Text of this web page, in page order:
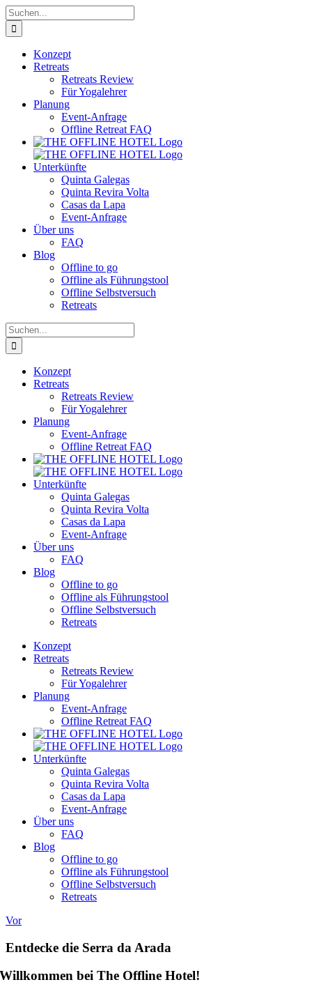
Zum
Inhalt
springen
Suche
nach:
Konzept
Retreats
Retreats Review
Für Yogalehrer
Planung
Event-Anfrage
Offline Retreat FAQ
Unterkünfte
Quinta Galegas
Quinta Revira Volta
Casas da Lapa
Event-Anfrage
Über uns
FAQ
Blog
Offline to go
Offline als Führungstool
Offline Selbstversuch
Retreats
Suche
nach:
Konzept
Retreats
Retreats Review
Für Yogalehrer
Planung
Event-Anfrage
Offline Retreat FAQ
Unterkünfte
Quinta Galegas
Quinta Revira Volta
Casas da Lapa
Event-Anfrage
Über uns
FAQ
Blog
Offline to go
Offline als Führungstool
Offline Selbstversuch
Retreats
Konzept
Retreats
Retreats Review
Für Yogalehrer
Planung
Event-Anfrage
Offline Retreat FAQ
Unterkünfte
Quinta Galegas
Quinta Revira Volta
Casas da Lapa
Event-Anfrage
Über uns
FAQ
Blog
Offline to go
Offline als Führungstool
Offline Selbstversuch
Retreats
Vor
Entdecke die Serra da Arada
Willkommen bei The Offline Hotel!